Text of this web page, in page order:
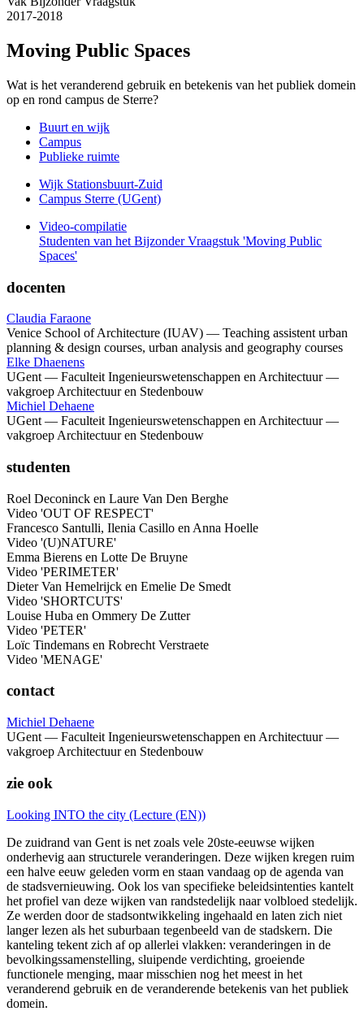
2017-2018
Moving Public Spaces
Wat is het veranderend gebruik en betekenis van het publiek domein
op en rond campus de Sterre?
Buurt en wijk
Campus
Publieke ruimte
Wijk Stationsbuurt-Zuid
Campus Sterre (UGent)
Video-compilatie
Studenten van het Bijzonder Vraagstuk 'Moving Public
Spaces'
docenten
Claudia Faraone
Venice School of Architecture (IUAV) — Teaching assistent urban
planning & design courses, urban analysis and geography courses
Elke Dhaenens
UGent — Faculteit Ingenieurswetenschappen en Architectuur —
vakgroep Architectuur en Stedenbouw
Michiel Dehaene
UGent — Faculteit Ingenieurswetenschappen en Architectuur —
vakgroep Architectuur en Stedenbouw
studenten
Roel Deconinck en Laure Van Den Berghe
Video 'OUT OF RESPECT'
Francesco Santulli, Ilenia Casillo en Anna Hoelle
Video '(U)NATURE'
Emma Bierens en Lotte De Bruyne
Video 'PERIMETER'
Dieter Van Hemelrijck en Emelie De Smedt
Video 'SHORTCUTS'
Louise Huba en Ommery De Zutter
Video 'PETER'
Loïc Tindemans en Robrecht Verstraete
Video 'MENAGE'
contact
Michiel Dehaene
UGent — Faculteit Ingenieurswetenschappen en Architectuur —
vakgroep Architectuur en Stedenbouw
zie ook
Looking INTO the city (Lecture (EN))
De zuidrand van Gent is net zoals vele 20ste-eeuwse wijken
onderhevig aan structurele veranderingen. Deze wijken kregen ruim
een halve eeuw geleden vorm en staan vandaag op de agenda van
de stadsvernieuwing. Ook los van specifieke beleidsintenties kantelt
het profiel van deze wijken van randstedelijk naar volbloed stedelijk.
Ze werden door de stadsontwikkeling ingehaald en laten zich niet
langer lezen als het suburbaan tegenbeeld van de stadskern. Die
kanteling tekent zich af op allerlei vlakken: veranderingen in de
bevolkingssamenstelling, sluipende verdichting, groeiende
functionele menging, maar misschien nog het meest in het
veranderend gebruik en de veranderende betekenis van het publiek
domein.